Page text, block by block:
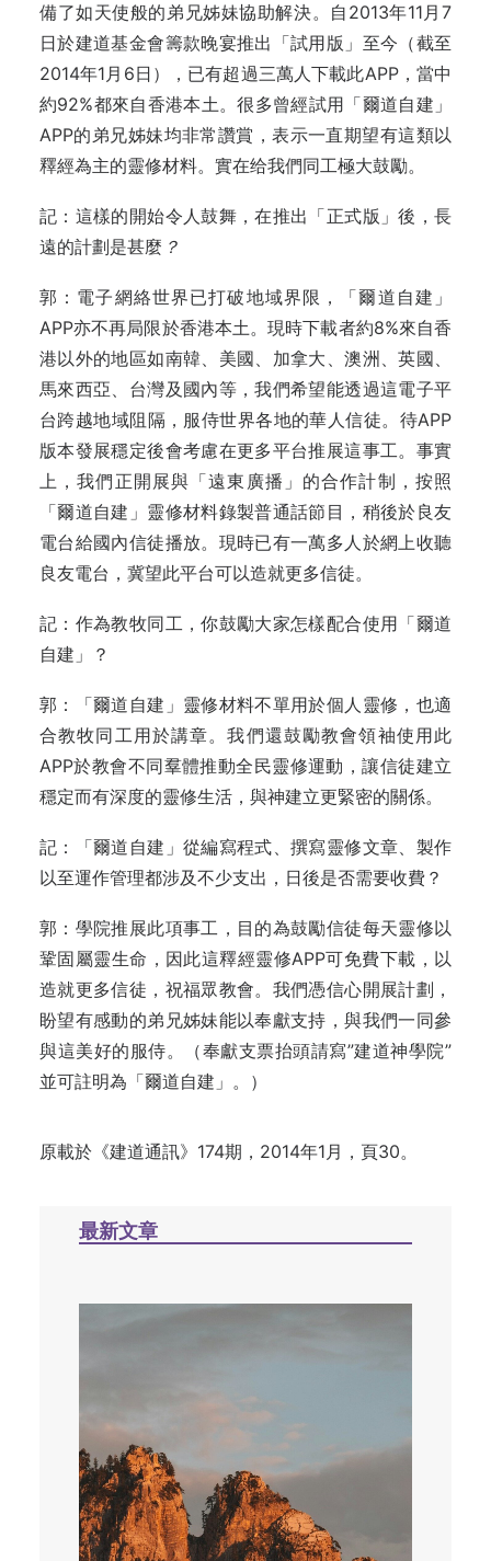
備了如天使般的弟兄姊妹協助解決。自2013年11月7
日於建道基金會籌款晚宴推出「試用版」至今（截至
2014年1月6日），已有超過三萬人下載此APP，當中
約92%都來自香港本土。很多曾經試用「爾道自建」
APP的弟兄姊妹均非常讚賞，表示一直期望有這類以
釋經為主的靈修材料。實在给我們同工極大鼓勵。
記：這樣的開始令人鼓舞，在推出「正式版」後，長
遠的計劃是甚麼 ？
郭：電子網絡世界已打破地域界限，「爾道自建」
APP亦不再局限於香港本土。現時下載者約8%來自香
港以外的地區如南韓、美國、加拿大、澳洲、英國、
馬來西亞、台灣及國內等，我們希望能透過這電子平
台跨越地域阻隔，服侍世界各地的華人信徒。待APP
版本發展穩定後會考慮在更多平台推展這事工。事實
上，我們正開展與「遠東廣播」的合作計制，按照
「爾道自建」靈修材料錄製普通話節目，稍後於良友
電台給國內信徒播放。現時已有一萬多人於網上收聽
良友電台，冀望此平台可以造就更多信徒。
記：作為教牧同工，你鼓勵大家怎樣配合使用「爾道
自建」？
郭：「爾道自建」靈修材料不單用於個人靈修，也適
合教牧同工用於講章。我們還鼓勵教會領袖使用此
APP於教會不同羣體推動全民靈修運動，讓信徒建立
穩定而有深度的靈修生活，與神建立更緊密的關係。
記：「爾道自建」從編寫程式、撰寫靈修文章、製作
以至運作管理都涉及不少支出，日後是否需要收費？
郭：學院推展此項事工，目的為鼓勵信徒每天靈修以
鞏固屬靈生命，因此這釋經靈修APP可免費下載，以
造就更多信徒，祝福眾教會。我們憑信心開展計劃，
盼望有感動的弟兄姊妹能以奉獻支持，與我們一同參
與這美好的服侍。（奉獻支票抬頭請寫”建道神學院”
並可註明為「爾道自建」。）
原載於 《建道通訊》174期，2014年1月，頁30。
最新文章